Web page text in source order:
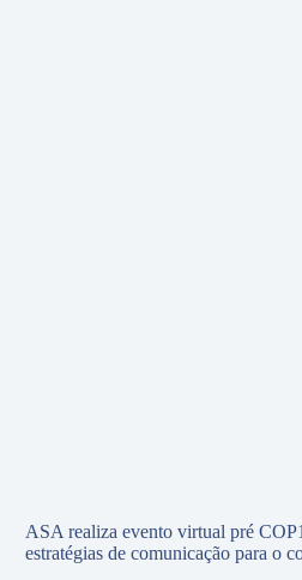
ASA realiza evento virtual pré
estratégias de comunicação para o